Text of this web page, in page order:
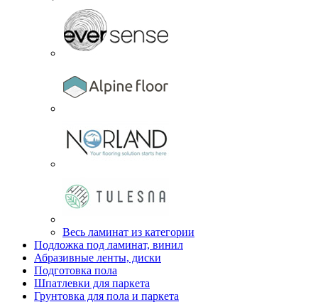
Весь ламинат из категории
Подложка под ламинат, винил
Абразивные ленты, диски
Подготовка пола
Шпатлевки для паркета
Грунтовка для пола и паркета